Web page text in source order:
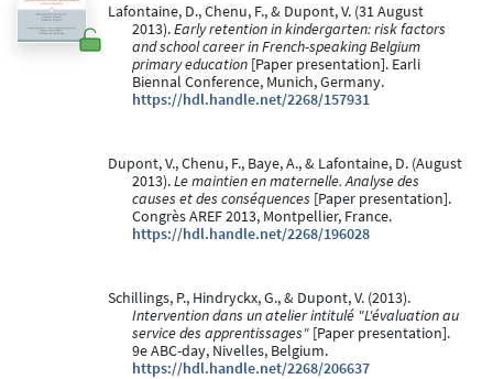
Lafontaine, D., Chenu, F., & Dupont, V. (31 August
2013).Early retention in kindergarten: risk factors
and school career in French-speaking Belgium
primary education [Paper presentation]. Earli
Biennal Conference, Munich, Germany.
https://hdl.handle.net/2268/157931
Dupont, V., Chenu, F., Baye, A., & Lafontaine, D. (August
2013).Le maintien en maternelle. Analyse des
causes et des conséquences [Paper presentation].
Congrès AREF 2013, Montpellier, France.
https://hdl.handle.net/2268/196028
Schillings, P., Hindryckx, G., & Dupont, V. (2013).
Intervention dans un atelier intitulé "L'évaluation au
service des apprentissages" [Paper presentation].
9e ABC-day, Nivelles, Belgium.
https://hdl.handle.net/2268/206637